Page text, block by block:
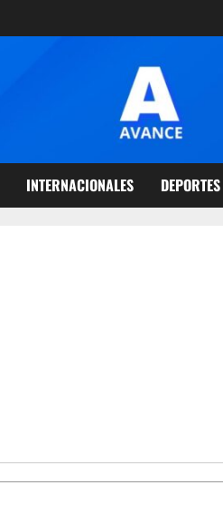
INTERNACIONALES DEPORTES